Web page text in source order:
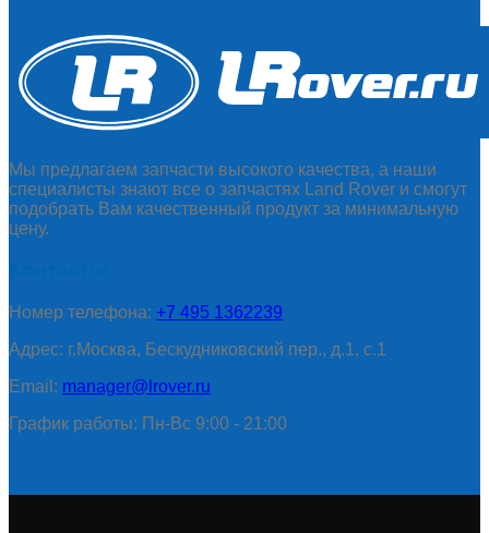
Мы предлагаем запчасти высокого качества, а наши
специалисты знают все о запчастях Land Rover и смогут
подобрать Вам качественный продукт за минимальную
цену.
Номер телефона: +7 495 1362239
Адрес: г.Москва, Бескудниковский пер., д.1, с.1
Email: manager@lrover.ru
График работы: Пн-Вс 9:00 - 21:00